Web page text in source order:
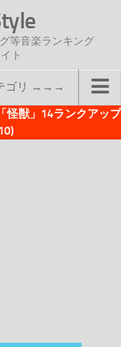
等音楽ランキング
ト
ゴリ →→→
怪獣」14ランクアップ